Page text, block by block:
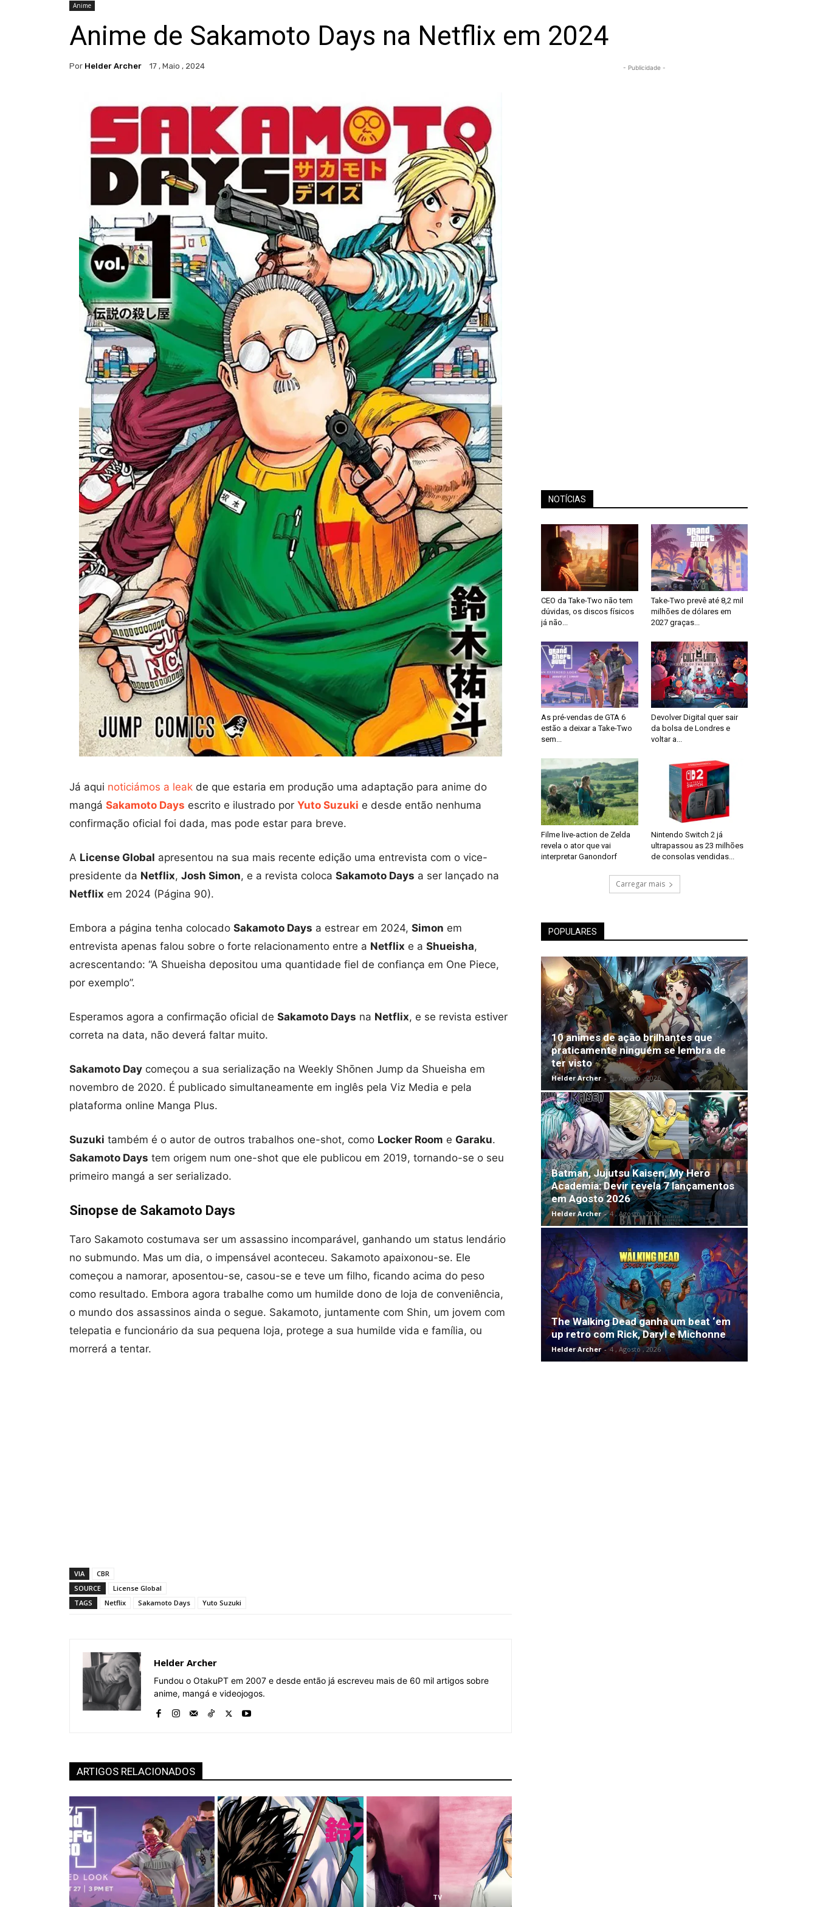
Anime
Anime de Sakamoto Days na Netflix em 2024
Por Helder Archer 17 , Maio , 2024
Já aqui noticiámos a leak de que estaria em produção uma adaptação para anime do
mangá Sakamoto Days escrito e ilustrado por Yuto Suzuki e desde então nenhuma
confirmação oficial foi dada, mas pode estar para breve.
A License Global apresentou na sua mais recente edição uma entrevista com o vice-
presidente da Netflix, Josh Simon, e a revista coloca Sakamoto Days a ser lançado na
Netflix em 2024 (Página 90).
Embora a página tenha colocado Sakamoto Days a estrear em 2024, Simon em
entrevista apenas falou sobre o forte relacionamento entre a Netflix e a Shueisha,
acrescentando: “A Shueisha depositou uma quantidade fiel de confiança em One Piece,
por exemplo”.
Esperamos agora a confirmação oficial de Sakamoto Days na Netflix, e se revista estiver
correta na data, não deverá faltar muito.
Sakamoto Day começou a sua serialização na Weekly Shōnen Jump da Shueisha em
novembro de 2020. É publicado simultaneamente em inglês pela Viz Media e pela
plataforma online Manga Plus.
Suzuki também é o autor de outros trabalhos one-shot, como Locker Room e Garaku.
Sakamoto Days tem origem num one-shot que ele publicou em 2019, tornando-se o seu
primeiro mangá a ser serializado.
Sinopse de Sakamoto Days
Taro Sakamoto costumava ser um assassino incomparável, ganhando um status lendário
no submundo. Mas um dia, o impensável aconteceu. Sakamoto apaixonou-se. Ele
começou a namorar, aposentou-se, casou-se e teve um filho, ficando acima do peso
como resultado. Embora agora trabalhe como um humilde dono de loja de conveniência,
o mundo dos assassinos ainda o segue. Sakamoto, juntamente com Shin, um jovem com
telepatia e funcionário da sua pequena loja, protege a sua humilde vida e família, ou
morrerá a tentar.
VIA
CBR
SOURCE
License Global
TAGS
Netflix Sakamoto Days Yuto Suzuki
Helder Archer
Fundou o OtakuPT em 2007 e desde então já escreveu mais de 60 mil artigos sobre
anime, mangá e videojogos.
ARTIGOS RELACIONADOS
TV
- Publicidade -
NOTÍCIAS
CEO da Take-Two não tem
dúvidas, os discos físicos
já não...
Take-Two prevê até 8,2 mil
milhões de dólares em
2027 graças...
As pré-vendas de GTA 6
estão a deixar a Take-Two
sem...
Devolver Digital quer sair
da bolsa de Londres e
voltar a...
Filme live-action de Zelda
revela o ator que vai
interpretar Ganondorf
Nintendo Switch 2 já
ultrapassou as 23 milhões
de consolas vendidas...
Carregar mais
POPULARES
10 animes de ação brilhantes que
praticamente ninguém se lembra de
ter visto
Helder Archer - 5 , Agosto , 2026
Batman, Jujutsu Kaisen, My Hero
Academia: Devir revela 7 lançamentos
em Agosto 2026
Helder Archer - 4 , Agosto , 2026
The Walking Dead ganha um beat ‘em
up retro com Rick, Daryl e Michonne
Helder Archer - 4 , Agosto , 2026